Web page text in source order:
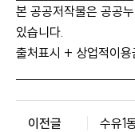
본 공공저작물은 공공
있습니다.
출처표시 + 상업적이
이전글 수유1